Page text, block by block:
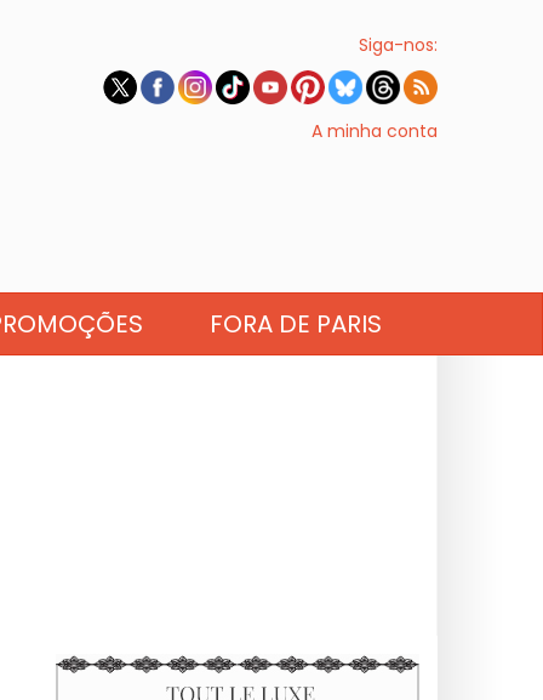
Siga-nos:
A minha conta
FORA DE PARIS